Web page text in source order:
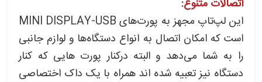
اتصالات متنوع:
این لپ‌تاپ مجهز به پورت‌های MINI DISPLAY-USB
است که امکان اتصال به انواع دستگاه‌ها و لوازم جانبی
را به شما می‌دهد و البته درکنار پورت هایی که کنار
دستگاه نیز تعبیه شده اند همراه با یک داک اختصاصی